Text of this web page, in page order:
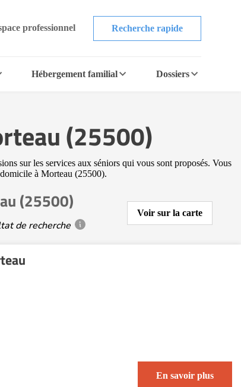
professionnel Recherche rapide
Hébergement familial Dossiers
(25500)
sur les services aux séniors qui vous sont proposés. Vous
à Morteau (25500).
(25500)
de recherche
Voir sur la carte
En savoir plus